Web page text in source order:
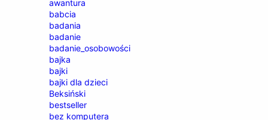
awantura
babcia
badania
badanie
badanie_osobowości
bajka
bajki
bajki dla dzieci
Beksiński
bestseller
bez komputera